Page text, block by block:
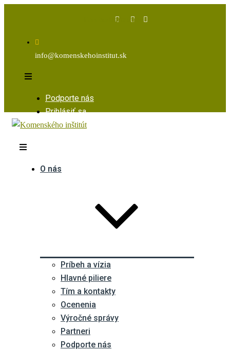
InstagramYoutube
info@komenskehoinstitut.sk
Podporte nás
Prihlásiť sa
O nás
Príbeh a vízia
Hlavné piliere
Tím a kontakty
Ocenenia
Výročné správy
Partneri
Podporte nás